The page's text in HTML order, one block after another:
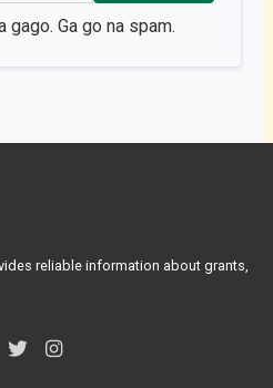
gago. Ga go na spam.
reliable information about grants,